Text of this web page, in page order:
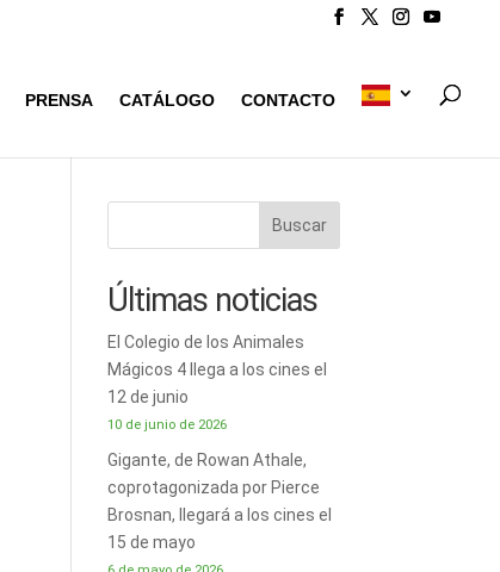
PRENSA CATÁLOGO CONTACTO
Buscar
Últimas noticias
El Colegio de los Animales
Mágicos 4 llega a los cines el
12 de junio
10 de junio de 2026
Gigante, de Rowan Athale,
coprotagonizada por Pierce
Brosnan, llegará a los cines el
15 de mayo